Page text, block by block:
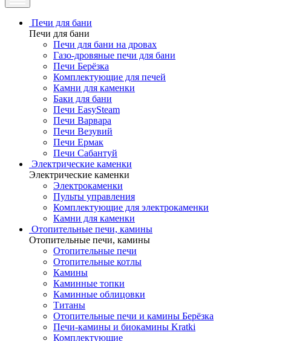
Печи для бани
Печи для бани
Печи для бани на дровах
Газо-дровяные печи для бани
Печи Берёзка
Комплектующие для печей
Камни для каменки
Баки для бани
Печи EasySteam
Печи Варвара
Печи Везувий
Печи Ермак
Печи Сабантуй
Электрические каменки
Электрические каменки
Электрокаменки
Пульты управления
Комплектующие для электрокаменки
Камни для каменки
Отопительные печи, камины
Отопительные печи, камины
Отопительные печи
Отопительные котлы
Камины
Каминные топки
Каминные облицовки
Титаны
Отопительные печи и камины Берёзка
Печи-камины и биокамины Kratki
Комплектующие